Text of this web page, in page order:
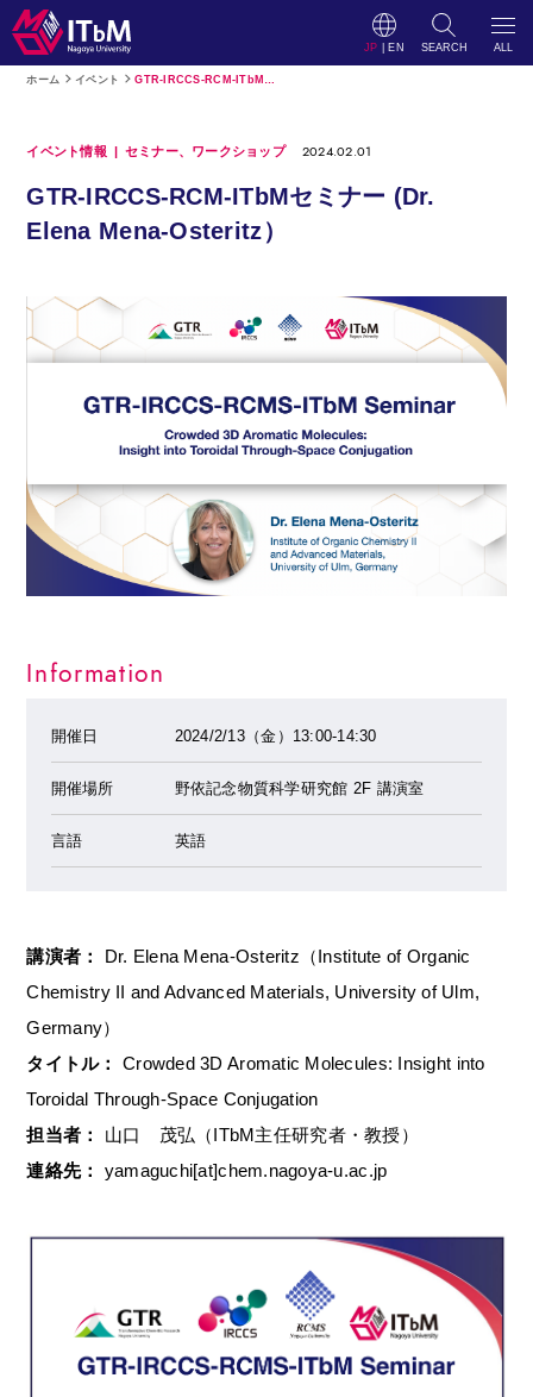
JP EN SEARCH ALL
ホーム イベント
イベント情報 セミナー、ワークショップ 2024.02.01
GTR-IRCCS-RCM-ITbMセミナー (Dr.
Elena Mena-Osteritz）
Information
開催日 2024/2/13（金）13:00-14:30
開催場所 野依記念物質科学研究館 2F 講演室
言語 英語
講演者：
Dr. Elena Mena-Osteritz（Institute of Organic
Chemistry II and Advanced Materials, University of Ulm,
Germany）
タイトル：
Crowded 3D Aromatic Molecules: Insight into
Toroidal Through-Space Conjugation
担当者：
山口 茂弘（ITbM主任研究者・教授）
連絡先：
yamaguchi[at]chem.nagoya-u.ac.jp